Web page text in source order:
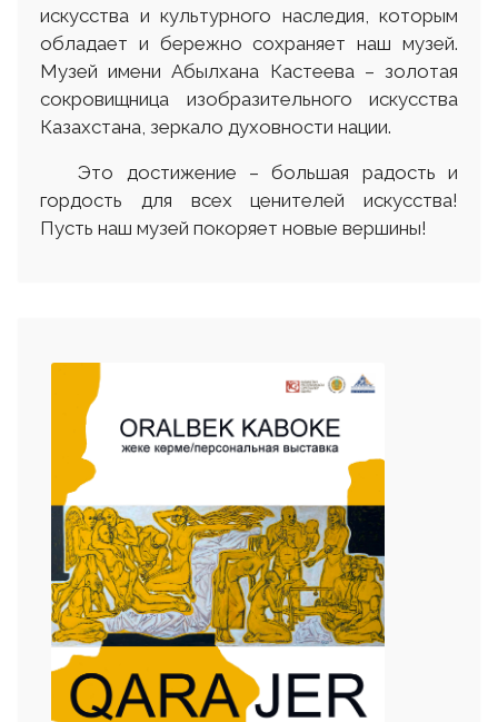
искусства и культурного наследия, которым
обладает и бережно сохраняет наш музей.
Музей имени Абылхана Кастеева – золотая
сокровищница изобразительного искусства
Казахстана, зеркало духовности нации.
Это достижение – большая радость и
гордость для всех ценителей искусства!
Пусть наш музей покоряет новые вершины!